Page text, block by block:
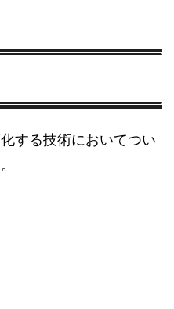
する技術においてつい